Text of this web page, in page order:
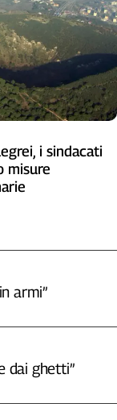
i sindacati
misure
armi”
dai ghetti”